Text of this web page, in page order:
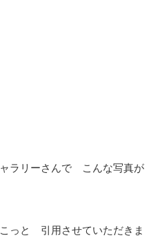
ラリーさんで こんな写真が
っと 引用させていただきま